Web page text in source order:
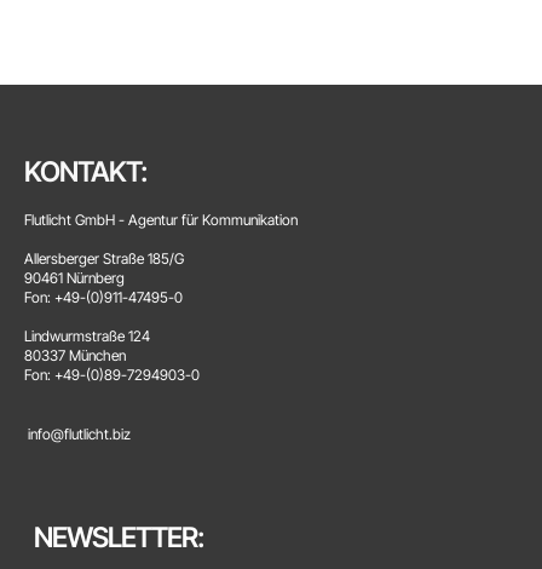
KONTAKT:
Flutlicht GmbH - Agentur für Kommunikation
Allersberger Straße 185/G
90461 Nürnberg
Fon: +49-(0)911-47495-0
Lindwurmstraße 124
80337 München
Fon: +49-(0)89-7294903-0
info@flutlicht.biz
NEWSLETTER: